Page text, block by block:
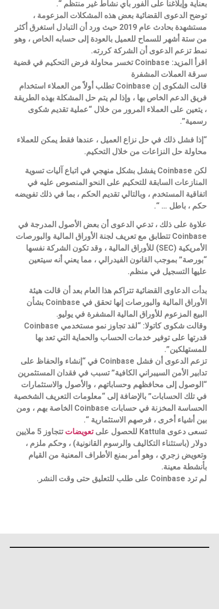
بعناية وإبلاغنا على الفور بأي نشاط غير منتظم “.
توضح الدعوى القضائية بعض هذه المشكلات المزعومة ،
مستشهدة بحادث عام 2019 حيث ورد أن التبادل استغرق أكثر
من ستة أشهر للسماح للعميل بالعودة إلى حسابه الخاص ، وهو
نمط تزعم الدعوى أن الشركة كررته.
اقرأ المزيد: Coinbase تخسر محاولة فرض التحكيم في قضية
سرقة العملات المشفرة
قالت الشكوى إن Coinbase تطلب أولاً من العملاء استخدام
فريق الدعم الخاص بها ، وإذا لم يتم حل المشكلة بهذه الطريقة
، يتعين على العملاء المرور من خلال “عملية تقديم شكوى
رسمية”.
“إذا فشل ذلك في حل نزاع العميل ، عندها فقط يمكن للعملاء
محاولة حل النزاعات من خلال التحكيم.
لكن Coinbase يفشل بشكل منهجي في اتباع آليات تسوية
المنازعات السابقة للتحكيم على النحو المنصوص عليه في
اتفاقية المستخدم ، وبالتالي تقديم الحكم ، بما في ذلك تفويضه
حكم ، باطل … “.
علاوة على ذلك ، تدعي الدعوى أن بعض الأصول المدرجة في
Coinbase تتطابق مع تعريف لجنة الأوراق المالية والبورصات
الأمريكية (SEC) للأوراق المالية ، وقد تكون الشركة نفسها
“بورصة” بموجب القانون الفيدرالي ، مما يعني أنه سيتعين
عليها التسجيل في منظم.
بدأت الدعاوى القضائية تتراكم هذا العام بعد أن قالت هيئة
الأوراق المالية والبورصات إنها تحقق في Coinbase بشأن
البيع المزعوم للأوراق المالية المشفرة في يوليو.
وقالت شكوى كاتولا: “لقد تجاوز نمو مستخدمي Coinbase
قدرتها على توفير خدمات الحساب والحماية التي تعد بها
للمستهلكين”.
تزعم الدعوى أن فشل Coinbase في “إنشاء والحفاظ على
تدابير الأمن السيبراني الكافية” تسبب في فقدان المستثمرين
“الوصول إلى محافظهم وحساباتهم ، والأصول والاستثمارات
في تلك الحسابات” بالإضافة إلى “معلومات التعريف الشخصية
الحساسة المخزنة في حسابات Coinbase الخاصة بهم ، ومن
بين أشياء أخرى ، فرصهم الاستثمارية “.
تسعى دعوى Kattula للحصول على
تعويضات
تتجاوز 5 ملايين
دولار (باستثناء التكاليف والرسوم القانونية) ، وحكم ملزم ،
وتعويض زجري ، وهو أمر بمنع الأطراف المعنية من القيام
بأنشطة معينة.
لم ترد Coinbase على طلب للتعليق حتى وقت النشر.